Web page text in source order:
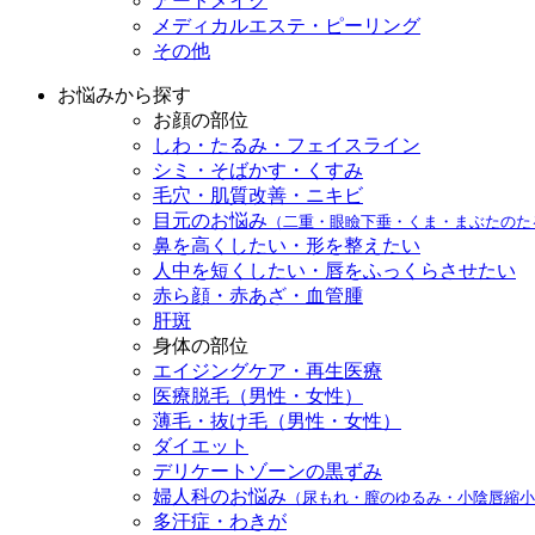
メディカルエステ・ピーリング
その他
お悩みから探す
お顔の部位
しわ・たるみ・フェイスライン
シミ・そばかす・くすみ
毛穴・肌質改善・ニキビ
目元のお悩み （二重・眼瞼下垂・くま・まぶたのた
鼻を高くしたい・形を整えたい
人中を短くしたい・唇をふっくらさせたい
赤ら顔・赤あざ・血管腫
肝斑
身体の部位
エイジングケア・再生医療
医療脱毛（男性・女性）
薄毛・抜け毛（男性・女性）
ダイエット
デリケートゾーンの黒ずみ
婦人科のお悩み （尿もれ・膣のゆるみ・小陰唇縮小
多汗症・わきが